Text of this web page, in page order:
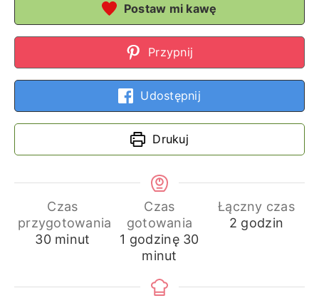
Postaw mi kawę
Przypnij
Udostępnij
Drukuj
Czas
przygotowania
30minuty
minut
Czas
gotowania
1 godzina
godzinę 30minuty
minut
Łączny czas
2 godziny
godzin